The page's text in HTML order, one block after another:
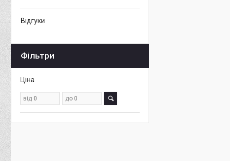
Відгуки
Фільтри
Ціна